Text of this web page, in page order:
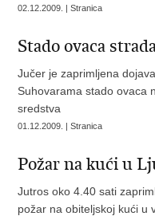
02.12.2009. | Stranica
Stado ovaca
Jučer je zaprimljena
Suhovarama stado ovaca
sredstva
01.12.2009. | Stranica
Požar na kući u
Jutros oko 4.40 sati
požar na obiteljskoj kući u